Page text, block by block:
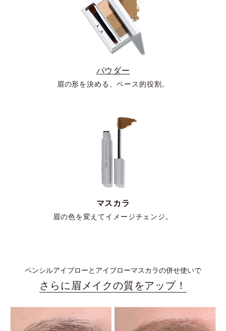
パウダー
眉の形を決める、ベース的役割。
マスカラ
眉の色を変えてイメージチェンジ。
ペンシルアイブローとアイブローマスカラの併せ使いで
さらに眉メイクの質をアップ！